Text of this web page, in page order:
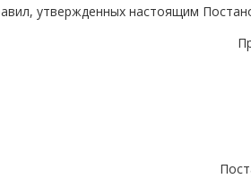
утвержденных настоящим